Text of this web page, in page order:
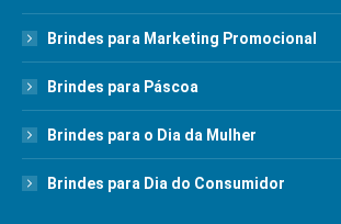
Brindes para Marketing Promocional
Brindes para Páscoa
Brindes para o Dia da Mulher
Brindes para Dia do Consumidor